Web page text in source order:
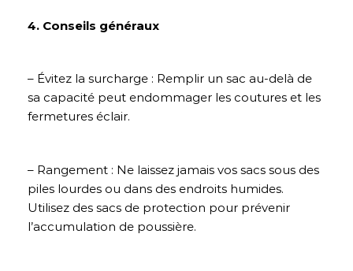
4. Conseils généraux
– Évitez la surcharge : Remplir un sac au-delà de
sa capacité peut endommager les coutures et les
fermetures éclair.
– Rangement : Ne laissez jamais vos sacs sous des
piles lourdes ou dans des endroits humides.
Utilisez des sacs de protection pour prévenir
l’accumulation de poussière.